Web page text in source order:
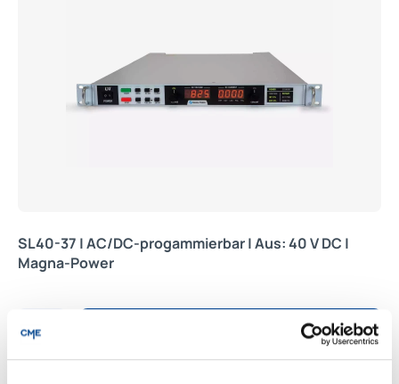
SL40-37 | AC/DC-progammierbar | Aus: 40 V DC |
Magna-Power
Produkte entdecken